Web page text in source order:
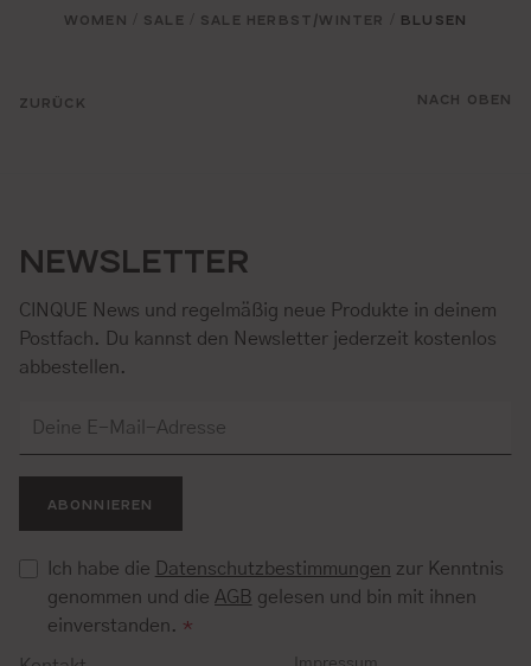
ZURÜCK
WOMEN SALE SALE HERBST/WINTER BLUSEN
NACH OBEN
NEWSLETTER
CINQUE News und regelmäßig neue Produkte in deinem
Postfach. Du kannst den Newsletter jederzeit kostenlos
abbestellen.
ABONNIEREN
Ich habe die Datenschutzbestimmungen zur Kenntnis
genommen und die AGB gelesen und bin mit ihnen
einverstanden. *